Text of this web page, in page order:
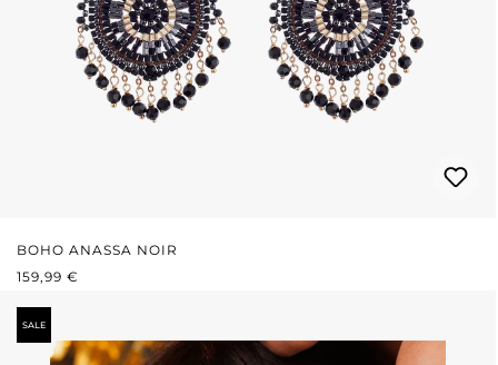
BOHO ANASSA NOIR
PRIX RÉGULIER :
159,99 €
SALE